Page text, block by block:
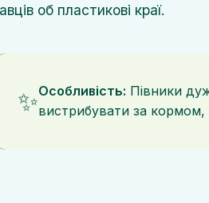
об пластикові краї.
✨Особливість: Півники
вистрибувати за кормом,